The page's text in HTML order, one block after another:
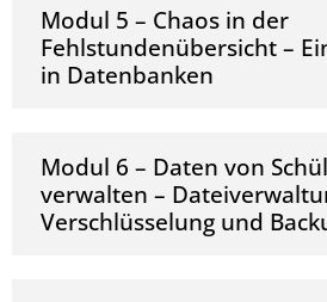
Modul 5 – Chaos in der
Fehlstundenübersicht –
in Datenbanken
Modul 6 – Daten von
verwalten –
Verschlüsselung und